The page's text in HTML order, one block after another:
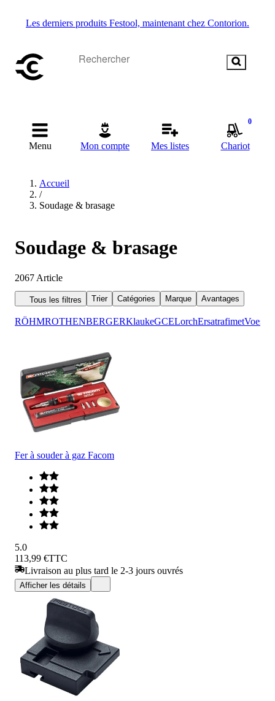
Les derniers produits Festool, maintenant chez Contorion.
Menu Mon compte Mes listes
0
Chariot
Accueil
/
Soudage & brasage
Soudage & brasage
2067 Article
Tous les filtres Trier Catégories Marque Avantages
RÖHMROTHENBERGERKlaukeGCELorchErsatrafimet
Fer à souder à gaz Facom
5.0
113,99 €TTC
Livraison au plus tard le 2-3 jours ouvrés
Afficher les détails